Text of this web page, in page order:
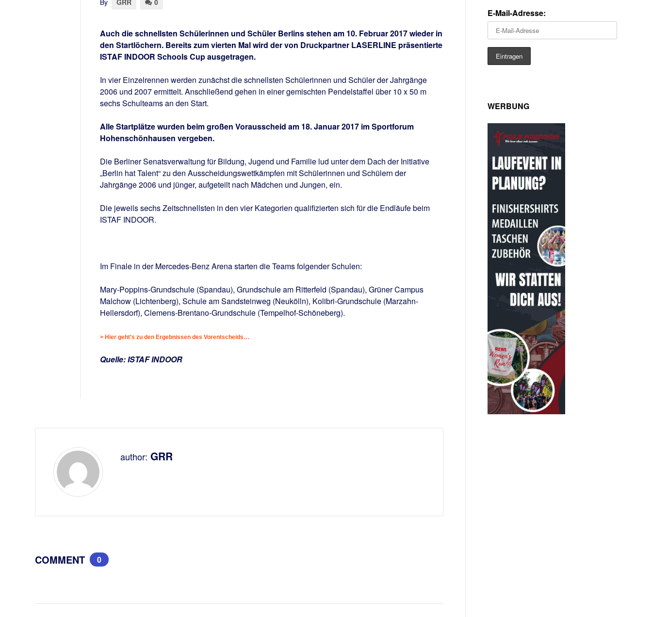
By GRR 0
Auch die schnellsten Schülerinnen und Schüler Berlins stehen am 10. Februar 2017 wieder in
den Startlöchern. Bereits zum vierten Mal wird der von Druckpartner LASERLINE präsentierte
ISTAF INDOOR Schools Cup ausgetragen.
In vier Einzelrennen werden zunächst die schnellsten Schülerinnen und Schüler der Jahrgänge
2006 und 2007 ermittelt. Anschließend gehen in einer gemischten Pendelstaffel über 10 x 50 m
sechs Schulteams an den Start.
Alle Startplätze wurden beim großen Vorausscheid am 18. Januar 2017 im Sportforum
Hohenschönhausen vergeben.
Die Berliner Senatsverwaltung für Bildung, Jugend und Familie lud unter dem Dach der Initiative
„Berlin hat Talent“ zu den Ausscheidungswettkämpfen mit Schülerinnen und Schülern der
Jahrgänge 2006 und jünger, aufgeteilt nach Mädchen und Jungen, ein.
Die jeweils sechs Zeitschnellsten in den vier Kategorien qualifizierten sich für die Endläufe beim
ISTAF INDOOR.
Im Finale in der Mercedes-Benz Arena starten die Teams folgender Schulen:
Mary-Poppins-Grundschule (Spandau), Grundschule am Ritterfeld (Spandau), Grüner Campus
Malchow (Lichtenberg), Schule am Sandsteinweg (Neukölln), Kolibri-Grundschule (Marzahn-
Hellersdorf), Clemens-Brentano-Grundschule (Tempelhof-Schöneberg).
> Hier geht's zu den Ergebnissen des Vorentscheids…
Quelle: ISTAF INDOOR
author: GRR
COMMENT 0
E-Mail-Adresse:
WERBUNG